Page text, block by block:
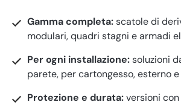
Gamma completa:scatole di
modulari, quadri stagni e armadi
Per ogni installazione:soluzioni
parete, per cartongesso, esterno
Protezione e durata:versioni